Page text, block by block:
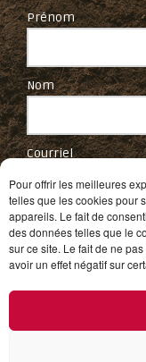
Pour offrir les meilleures
telles que les cookies pour
appareils. Le fait de
des données telles que le
sur ce site. Le fait de ne
avoir un effet négatif sur
Prénom
Nom
Courriel